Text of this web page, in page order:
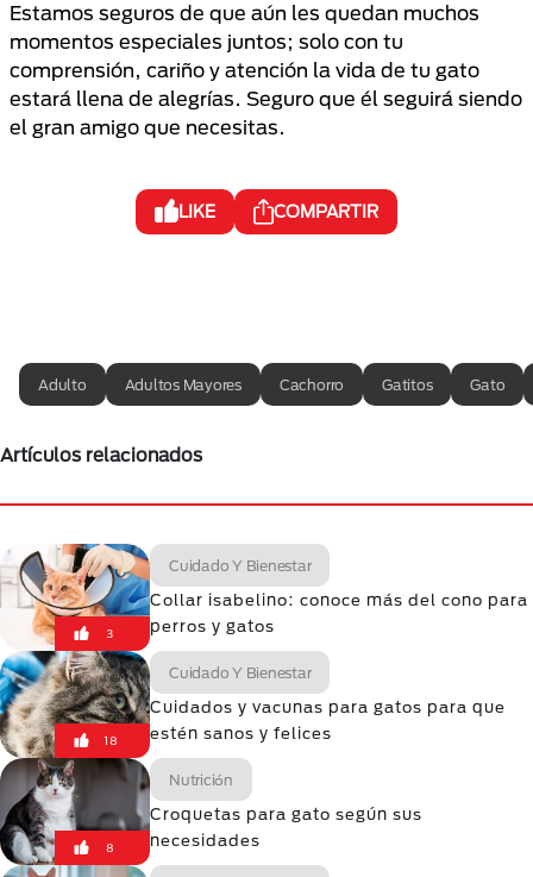
Estamos seguros de que aún les quedan muchos
momentos especiales juntos; solo con tu
comprensión, cariño y atención la vida de tu gato
estará llena de alegrías. Seguro que él seguirá siendo
el gran amigo que necesitas.
LIKE COMPARTIR
Adulto Adultos Mayores Cachorro Gatitos Gato
Artículos relacionados
3
Cuidado Y Bienestar
Collar isabelino: conoce más del cono para
perros y gatos
18
Cuidado Y Bienestar
Cuidados y vacunas para gatos para que
estén sanos y felices
8
Nutrición
Croquetas para gato según sus
necesidades